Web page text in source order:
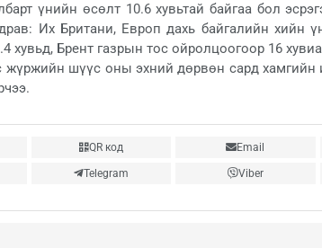
үнийн өсөлт 10.6 хувьтай байгаа бол
Их Британи, Европ дахь байгалийн хийн
хувьд, Брент газрын тос ойролцоогоор 16
жүржийн шүүс оны эхний дөрвөн сард
QR код Email
Telegram Viber